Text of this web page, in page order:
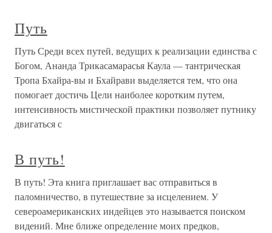
Путь
Путь Среди всех путей, ведущих к реализации единства с
Богом, Ананда Трикасамарасья Каула — тантрическая
Тропа Бхайра-вы и Бхайрави выделяется тем, что она
помогает достичь Цели наиболее коротким путем,
интенсивность мистической практики позволяет путнику
двигаться с
В путь!
В путь! Эта книга приглашает вас отправиться в
паломничество, в путешествие за исцелением. У
североамериканских индейцев это называется поиском
видений. Мне ближе определение моих предков,